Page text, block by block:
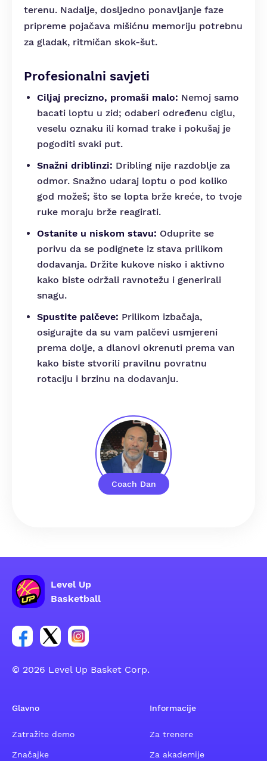
Coach Dan
terenu. Nadalje, dosljedno ponavljanje faze
pripreme pojačava mišićnu memoriju potrebnu
za gladak, ritmičan skok-šut.
Profesionalni savjeti
Ciljaj precizno, promaši malo: Nemoj samo
bacati loptu u zid; odaberi određenu ciglu,
veselu oznaku ili komad trake i pokušaj je
pogoditi svaki put.
Snažni driblinzi: Dribling nije razdoblje za
odmor. Snažno udaraj loptu o pod koliko
god možeš; što se lopta brže kreće, to tvoje
ruke moraju brže reagirati.
Ostanite u niskom stavu: Oduprite se
porivu da se podignete iz stava prilikom
dodavanja. Držite kukove nisko i aktivno
kako biste održali ravnotežu i generirali
snagu.
Spustite palčeve: Prilikom izbačaja,
osigurajte da su vam palčevi usmjereni
prema dolje, a dlanovi okrenuti prema van
kako biste stvorili pravilnu povratnu
rotaciju i brzinu na dodavanju.
Level Up
Basketball
Poveznica za Facebook grupu
Poveznica za Twitter grupu
Poveznica za Instagram grupu
© 2026 Level Up Basket Corp.
Glavno
Zatražite demo
Značajke
Informacije
Za trenere
Za akademije